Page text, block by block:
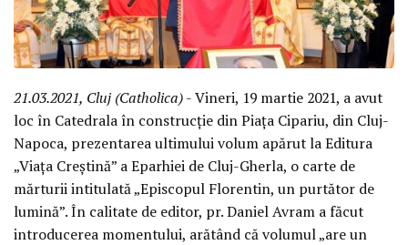
21.03.2021, Cluj (Catholica)- Vineri, 19 martie 2021, a avut
loc în Catedrala în construcție din Piața Cipariu, din Cluj-
Napoca, prezentarea ultimului volum apărut la Editura
„Viața Creștină” a Eparhiei de Cluj-Gherla, o carte de
mărturii intitulată „Episcopul Florentin, un purtător de
lumină”. În calitate de editor, pr. Daniel Avram a făcut
introducerea momentului, arătând că volumul „are un